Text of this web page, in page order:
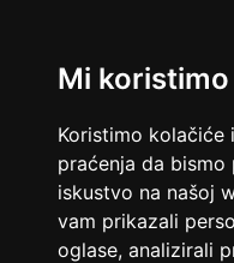
Mi
Koristimo kolačiće
praćenja da
iskustvo na našoj
vam prikazali
oglase, analizirali